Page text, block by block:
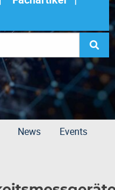
News Events